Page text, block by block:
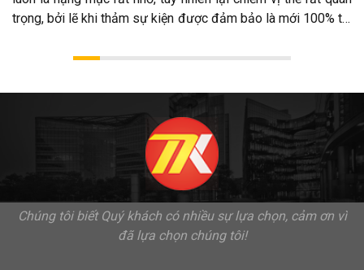
trọng, bởi lẽ khi thảm sự kiện được đảm bảo là mới 100% thì
Chúng tôi biết Quý khách có nhiều sự lựa chọn, cảm ơn vì
đã lựa chọn chúng tôi!